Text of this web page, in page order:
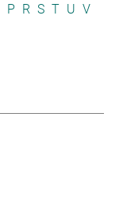
P R S T U V